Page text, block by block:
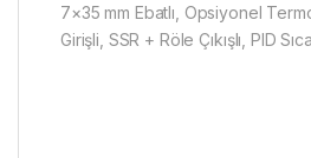
7×35 mm Ebatlı, Opsiyonel
Girişli, SSR + Röle Çıkışlı, PID